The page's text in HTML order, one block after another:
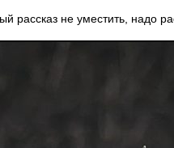
рассказ не уместить, надо